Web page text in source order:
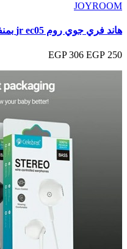
JOYROOM
هاند فري جوي روم jr ec05 بمنفذ type c
250 EGP
306 EGP